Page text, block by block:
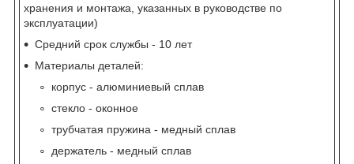
хранения и монтажа, указанных в руководстве по
эксплуатации)
Средний срок службы - 10 лет
Материалы деталей:
корпус - алюминиевый сплав
стекло - оконное
трубчатая пружина - медный сплав
держатель - медный сплав